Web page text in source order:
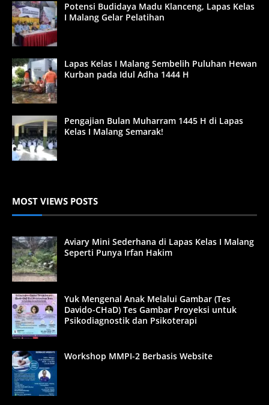
Potensi Budidaya Madu Klanceng, Lapas Kelas
I Malang Gelar Pelatihan
Lapas Kelas I Malang Sembelih Puluhan Hewan
Kurban pada Idul Adha 1444 H
Pengajian Bulan Muharram 1445 H di Lapas
Kelas I Malang Semarak!
MOST VIEWS POSTS
Aviary Mini Sederhana di Lapas Kelas I Malang
Seperti Punya Irfan Hakim
Yuk Mengenal Anak Melalui Gambar (Tes
Davido-CHaD) Tes Gambar Proyeksi untuk
Psikodiagnostik dan Psikoterapi
Workshop MMPI-2 Berbasis Website